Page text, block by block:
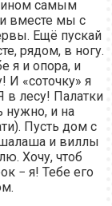
самым
вместе мы с
Ещё пускай
рядом, в ногу.
я и опора, и
И «соточку» я
в лесу! Палатки
нужно, и на
Пусть дом с
и виллы
Хочу, чтоб
− я! Тебе его